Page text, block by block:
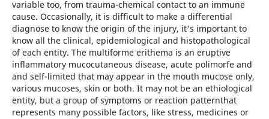
variable too, from trauma-chemical contact to an immune
cause. Occasionally, it is difficult to make a differential
diagnose to know the origin of the injury, it's important to
know all the clinical, epidemiological and histopathological
of each entity. The multiforme erithema is an eruptive
inflammatory mucocutaneous disease, acute polimorfe and
and self-limited that may appear in the mouth mucose only,
various mucoses, skin or both. It may not be an ethiological
entity, but a group of symptoms or reaction patternthat
represents many possible factors, like stress, medicines or